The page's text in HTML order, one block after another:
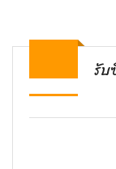
รับ